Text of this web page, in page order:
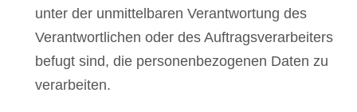
unter der unmittelbaren Verantwortung des
Verantwortlichen oder des Auftragsverarbeiters
befugt sind, die personenbezogenen Daten zu
verarbeiten.